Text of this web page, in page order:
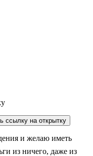
ссылку на открытку
и желаю иметь
из ничего, даже из